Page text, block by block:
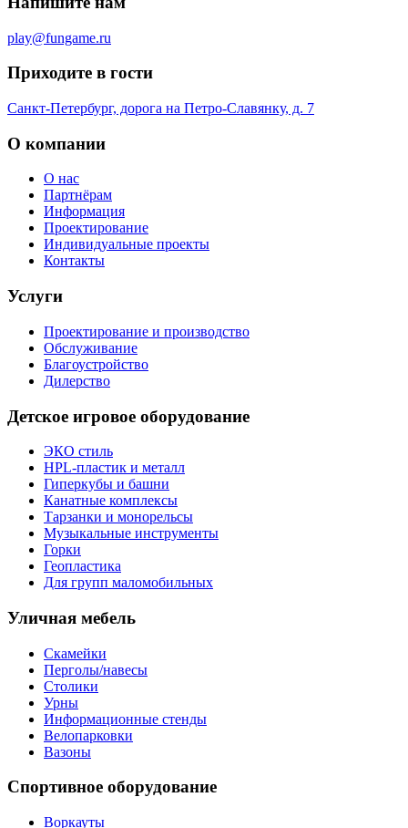
play@fungame.ru
Приходите в гости
Санкт-Петербург, дорога на Петро-Славянку, д. 7
О компании
О нас
Партнёрам
Информация
Проектирование
Индивидуальные проекты
Контакты
Услуги
Проектирование и производство
Обслуживание
Благоустройство
Дилерство
Детское игровое оборудование
ЭКО стиль
HPL-пластик и металл
Гиперкубы и башни
Канатные комплексы
Тарзанки и монорельсы
Музыкальные инструменты
Горки
Геопластика
Для групп маломобильных
Уличная мебель
Скамейки
Перголы/навесы
Столики
Урны
Информационные стенды
Велопарковки
Вазоны
Спортивное оборудование
Воркауты